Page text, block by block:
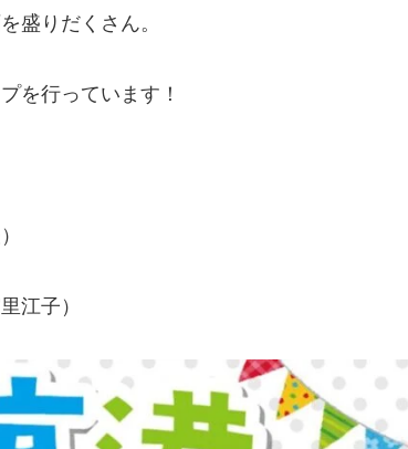
盛りだくさん。
を行っています！
江子）